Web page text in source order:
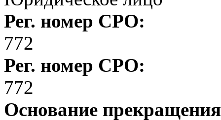
Рег. номер СРО:
772
Рег. номер СРО:
772
Основание